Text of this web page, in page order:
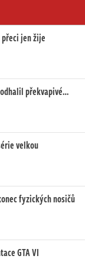
přeci jen žije
překvapivé…
velkou
fyzických nosičů
GTA VI